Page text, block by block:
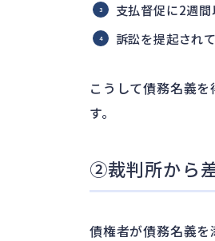
支払督促に2週
訴訟を提起され
こうして債務名義
す。
②裁判所から
債権者が債務名義